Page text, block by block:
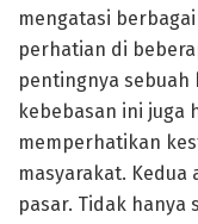
mengatasi
perhatian di
pentingnya sebuah
kebebasan ini juga
memperhatikan
masyarakat.
pasar. Tidak hanya